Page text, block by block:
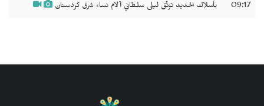
09:17 بأسلاك الحديد توثّق ليلى سلطاني آلام نساء شرق كردستان